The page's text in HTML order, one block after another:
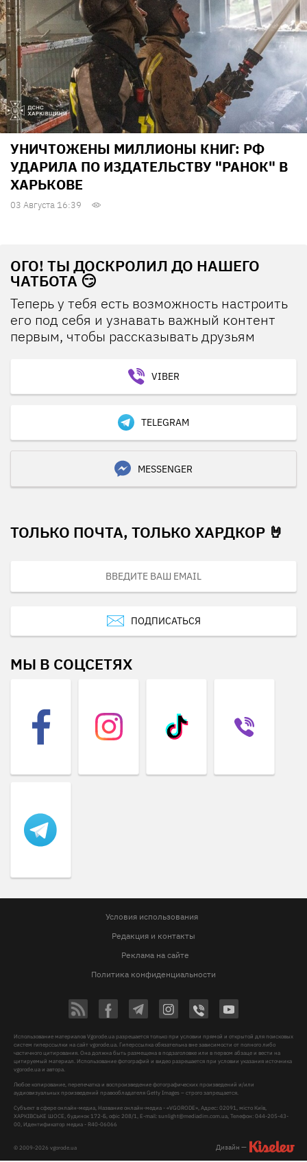
УНИЧТОЖЕНЫ МИЛЛИОНЫ КНИГ: РФ
УДАРИЛА ПО ИЗДАТЕЛЬСТВУ "РАНОК" В
ХАРЬКОВЕ
03 Августа 16:39
ОГО! ТЫ ДОСКРОЛИЛ ДО НАШЕГО
ЧАТБОТА 😏
Теперь у тебя есть возможность настроить
его под себя и узнавать важный контент
первым, чтобы рассказывать друзьям
VIBER
TELEGRAM
MESSENGER
ТОЛЬКО ПОЧТА, ТОЛЬКО ХАРДКОР 🤘
ПОДПИСАТЬСЯ
МЫ В СОЦСЕТЯХ
Условия использования
Редакция и контакты
Реклама на сайте
Политика конфиденциальности
© 2009-2026 vgorode.ua
Использование материалов Vgorode.ua разрешается только при условии прямой и открытой для поисковых
систем гиперссылки на сайт vgorode.ua. Гиперссылка обязательна вне зависимости от полного либо
частичного цитирования. Она должна быть размещена в подзаголовке или в первом абзаце и вести на
цитируемый материал. Использование фотографий и видео разрешается при условии указания источника
vgorode.ua и автора.
Любое копирование, перепечатка и воспроизведение фотографических произведений и/или
аудиовизуальных произведений правообладателя Getty Images – строго запрещается.
Субъект в сфере онлайн-медиа, Название онлайн-медиа - «VGORODE», Адрес: 02091, місто Київ,
ХАРКІВСЬКЕ ШОСЕ, будинок 172-Б, офіс 208/1, E-mail:sunlight@mediadim.com.ua, Телефон: 044-205-43-
00, Идентификатор медиа - R40-06066
Дизайн —